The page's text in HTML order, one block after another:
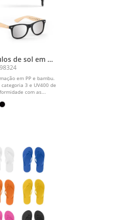
de sol em PP
em PP e bambu.
3 e UV400 de
com as...